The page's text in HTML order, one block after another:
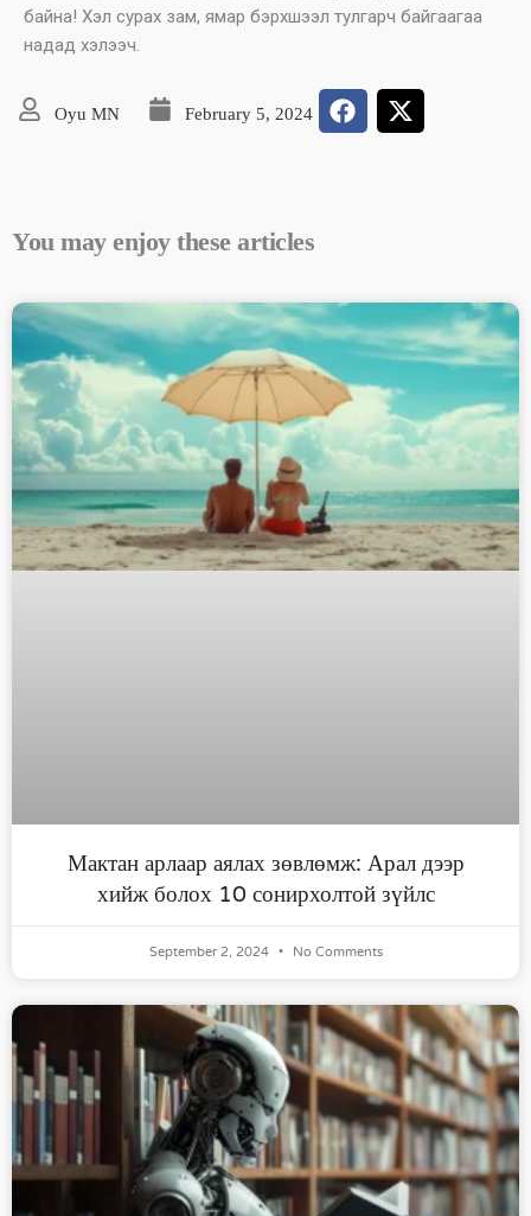
байна! Хэл сурах зам, ямар бэрхшээл тулгарч байгаагаа
надад хэлээч.
Oyu MN February 5, 2024
You may enjoy these articles
Мактан арлаар аялах зөвлөмж: Арал дээр
хийж болох 10 сонирхолтой зүйлс
September 2, 2024 No Comments